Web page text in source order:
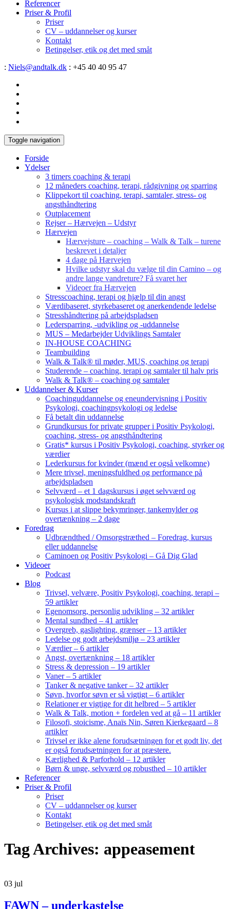
Referencer
Priser & Profil
Priser
CV – uddannelser og kurser
Kontakt
Betingelser, etik og det med småt
: Niels@andtalk.dk : +45 40 40 95 47
Toggle navigation
Forside
Ydelser
3 timers coaching & terapi
12 måneders coaching, terapi, rådgivning og sparring
Klippekort til coaching, terapi, samtaler, stress- og
angsthåndtering
Outplacement
Rejser – Hærvejen – Udstyr
Hærvejen
Hærvejsture – coaching – Walk & Talk – turene
beskrevet i detaljer
4 dage på Hærvejen
Hvilke udstyr skal du vælge til din Camino – og
andre lange vandreture? Få svaret her
Videoer fra Hærvejen
Stresscoaching, terapi og hjælp til din angst
Værdibaseret, styrkebaseret og anerkendende ledelse
Stresshåndtering på arbejdspladsen
Ledersparring, -udvikling og -uddannelse
MUS – Medarbejder Udviklings Samtaler
IN-HOUSE COACHING
Teambuilding
Walk & Talk® til møder, MUS, coaching og terapi
Studerende – coaching, terapi og samtaler til halv pris
Walk & Talk® – coaching og samtaler
Uddannelser & Kurser
Coachinguddannelse og eneundervisning i Positiv
Psykologi, coachingpsykologi og ledelse
Få betalt din uddannelse
Grundkursus for private grupper i Positiv Psykologi,
coaching, stress- og angsthåndtering
Gratis* kursus i Positiv Psykologi, coaching, styrker og
værdier
Lederkursus for kvinder (mænd er også velkomne)
Mere trivsel, meningsfuldhed og performance på
arbejdspladsen
Selvværd – et 1 dagskursus i øget selvværd og
psykologisk modstandskraft
Kursus i at slippe bekymringer, tankemylder og
overtænkning – 2 dage
Foredrag
Udbrændthed / Omsorgstræthed – Foredrag, kursus
eller uddannelse
Caminoen og Positiv Psykologi – Gå Dig Glad
Videoer
Podcast
Blog
Trivsel, velvære, Positiv Psykologi, coaching, terapi –
59 artikler
Egenomsorg, personlig udvikling – 32 artikler
Mental sundhed – 41 artikler
Overgreb, gaslighting, grænser – 13 artikler
Ledelse og godt arbejdsmiljø – 23 artikler
Værdier – 6 artikler
Angst, overtænkning – 18 artikler
Stress & depression – 19 artikler
Vaner – 5 artikler
Tanker & negative tanker – 32 artikler
Søvn, hvorfor søvn er så vigtigt – 6 artikler
Relationer er vigtige for dit helbred – 5 artikler
Walk & Talk, motion + fordelen ved at gå – 11 artikler
Filosofi, stoicisme, Anaïs Nin, Søren Kierkegaard – 8
artikler
Trivsel er ikke alene forudsætningen for et godt liv, det
er også forudsætningen for at præstere.
Kærlighed & Parforhold – 12 artikler
Børn & unge, selvværd og robusthed – 10 artikler
Referencer
Priser & Profil
Priser
CV – uddannelser og kurser
Kontakt
Betingelser, etik og det med småt
Tag Archives: appeasement
03 jul
FAWN – underkastelse